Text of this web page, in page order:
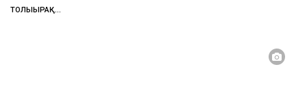
ТОЛЫҒЫРАҚ...